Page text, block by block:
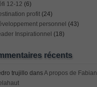
12-12 (6)
profit (24)
personnel (43)
Inspirationnel (18)
récents
trujillo dansA propos de Fabian